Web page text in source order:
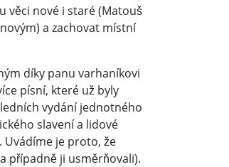
věci nové i staré (Matouš
a zachovat místní
díky panu varhaníkovi
písní, které už byly
vydání jednotného
slavení a lidové
Uvádíme je proto, že
případně ji usměrňovali).